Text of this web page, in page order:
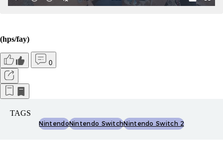
(hps/fay)
0
TAGS
NintendoNintendo SwitchNintendo Switch 2